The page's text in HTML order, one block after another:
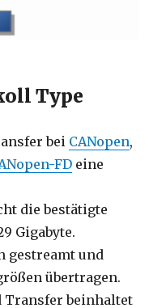
Type
bei CANopen,
FD eine
die bestätigte
Gigabyte.
gestreamt und
übertragen.
Transfer beinhaltet